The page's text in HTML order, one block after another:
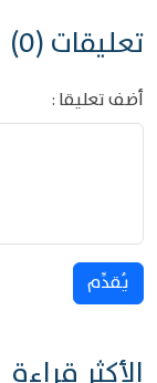
تعليقات (0)
أضف تعليقا :
يُقدِّم
الأكثر قراءة